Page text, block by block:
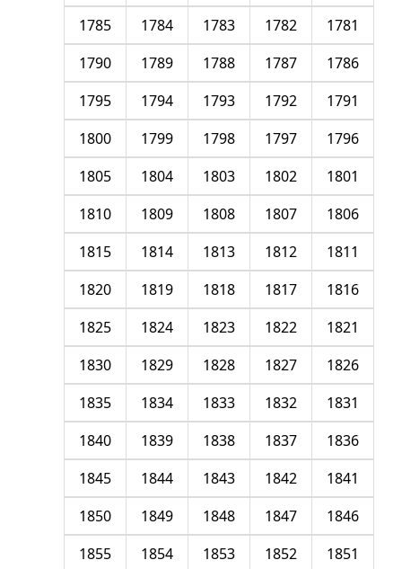
1781
1782
1783
1784
1785
1786
1787
1788
1789
1790
1791
1792
1793
1794
1795
1796
1797
1798
1799
1800
1801
1802
1803
1804
1805
1806
1807
1808
1809
1810
1811
1812
1813
1814
1815
1816
1817
1818
1819
1820
1821
1822
1823
1824
1825
1826
1827
1828
1829
1830
1831
1832
1833
1834
1835
1836
1837
1838
1839
1840
1841
1842
1843
1844
1845
1846
1847
1848
1849
1850
1851
1852
1853
1854
1855